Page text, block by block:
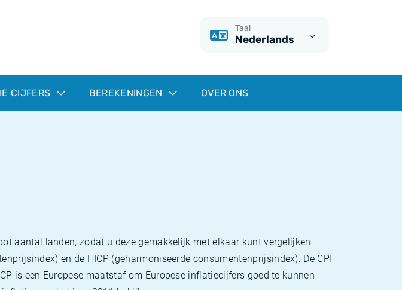
Taal
Nederlands
CIJFERS BEREKENINGEN OVER ONS
aantal landen, zodat u deze gemakkelijk met elkaar kunt vergelijken.
en de HICP (geharmoniseerde consumentenprijsindex). De CPI
is een Europese maatstaf om Europese inflatiecijfers goed te kunnen